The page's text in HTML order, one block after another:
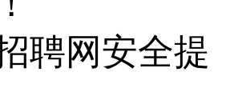
聘网安全提